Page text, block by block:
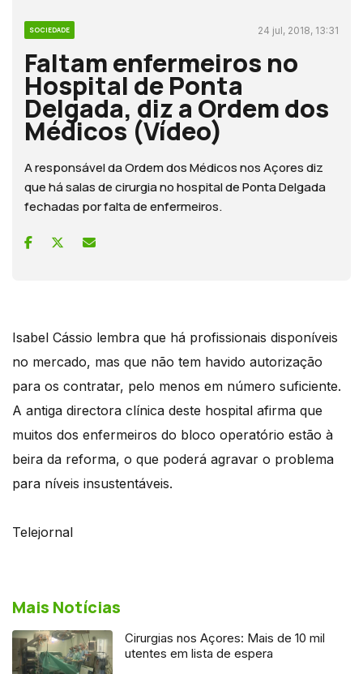
SOCIEDADE 24 jul, 2018, 13:31
Faltam enfermeiros no
Hospital de Ponta
Delgada, diz a Ordem dos
Médicos (Vídeo)
A responsável da Ordem dos Médicos nos Açores diz
que há salas de cirurgia no hospital de Ponta Delgada
fechadas por falta de enfermeiros.
Isabel Cássio lembra que há profissionais disponíveis
no mercado, mas que não tem havido autorização
para os contratar, pelo menos em número suficiente.
A antiga directora clínica deste hospital afirma que
muitos dos enfermeiros do bloco operatório estão à
beira da reforma, o que poderá agravar o problema
para níveis insustentáveis.
Telejornal
Mais Notícias
Cirurgias nos Açores: Mais de 10 mil
utentes em lista de espera